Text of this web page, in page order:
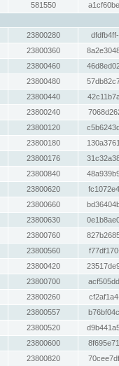
581550
23800280
23800360
23800460
23800480
23800440
23800240
23800120
23800180
23800176
23800840
23800620
23800660
23800630
23800760
23800560
23800420
23800700
23800260
23800557
23800520
23800600
23800820